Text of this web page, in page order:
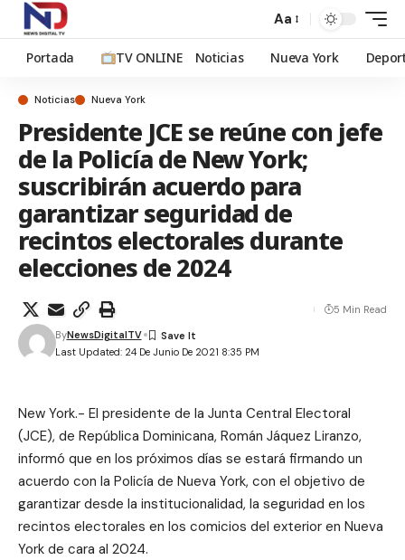
Aa
Portada TV ONLINE Noticias Nueva York
Noticias Nueva York
Presidente JCE se reúne con jefe
de la Policía de New York;
suscribirán acuerdo para
garantizar seguridad de
recintos electorales durante
elecciones de 2024
Last Updated: 24 De Junio De 2021 8:35 PM
ByNewsDigitalTV
5 Min Read
New York.- El presidente de la Junta Central Electoral
(JCE), de República Dominicana, Román Jáquez Liranzo,
informó que en los próximos días se estará firmando un
acuerdo con la Policía de Nueva York, con el objetivo de
garantizar desde la institucionalidad, la seguridad en los
recintos electorales en los comicios del exterior en Nueva
York de cara al 2024.